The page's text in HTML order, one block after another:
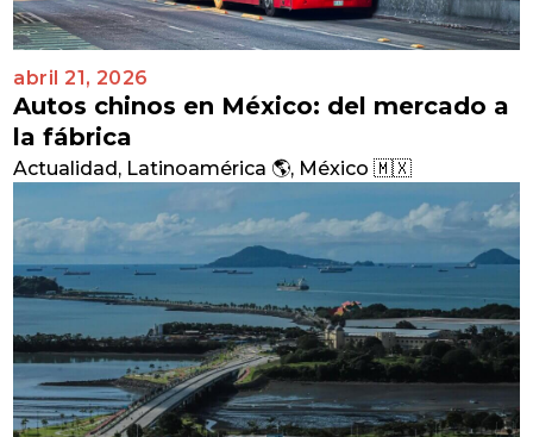
abril 21, 2026
Autos chinos en México: del mercado a
la fábrica
Actualidad , Latinoamérica 🌎, México 🇲🇽